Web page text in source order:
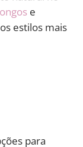
e
estilos mais
para